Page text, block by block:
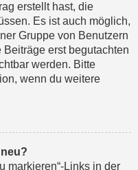
erstellt hast, die
Es ist auch möglich,
Gruppe von Benutzern
erst begutachten
werden. Bitte
wenn du weitere
markieren“-Links in der